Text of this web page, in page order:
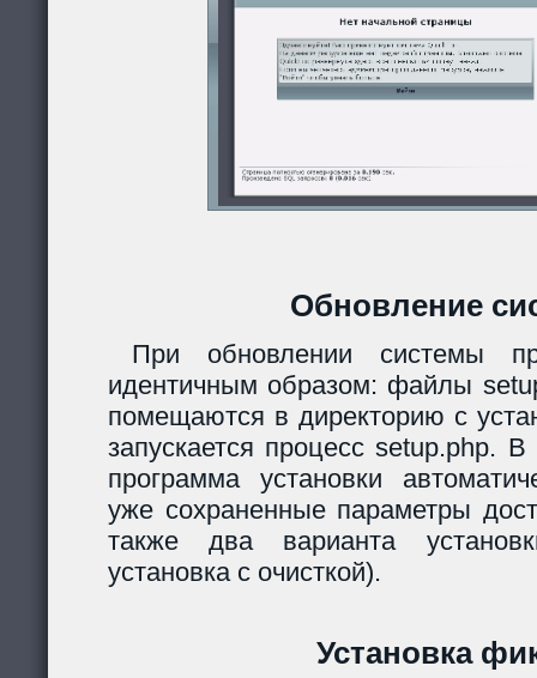
Обновление
При обновлении системы
идентичным образом: файлы
помещаются в директорию с
запускается процесс setup.php.
программа установки
уже сохраненные параметры
также два варианта
установка с очисткой).
Установка